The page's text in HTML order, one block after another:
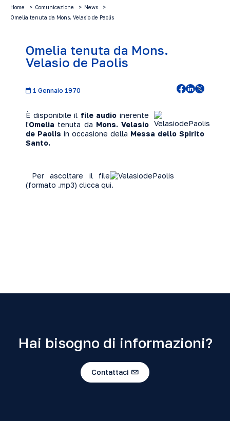
Home Comunicazione
News
Omelia tenuta da Mons. Velasio de Paolis
Omelia tenuta da Mons.
Velasio de Paolis
1 Gennaio 1970
È disponibile il file audio inerente
l'Omelia tenuta da Mons. Velasio
de Paolis in occasione della Messa dello Spirito
Santo.
Per ascoltare il file
(formato .mp3) clicca qui.
Hai bisogno di informazioni?
Contattaci